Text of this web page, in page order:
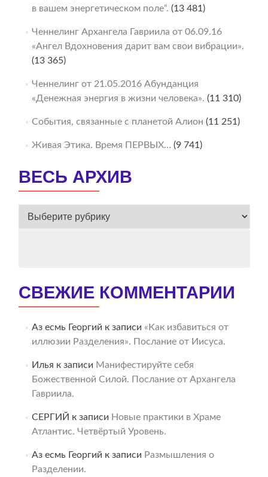
в вашем энергетическом поле“. (13 481)
Ченнелинг Архангела Гавриила от 06.09.16
«Ангел Вдохновения дарит вам свои вибрации».
(13 365)
Ченнелинг от 21.05.2016 Абунданция
«Денежная энергия в жизни человека». (11 310)
События, связанные с планетой Алион (11 251)
Живая Этика. Время ПЕРВЫХ… (9 741)
ВЕСЬ АРХИВ
ВЕСЬ
СВЕЖИЕ КОММЕНТАРИИ
Аз есмь Георгий к записи «Как избавиться от
иллюзии Разделения». Послание от Иисуса.
Илья к записи Манифестируйте себя
Божественной Силой. Послание от Архангела
Гавриила.
СЕРГИЙ к записи Новые практики в Храме
Атлантис. Четвёртый Уровень.
Аз есмь Георгий к записи Размышления о
Разделении.